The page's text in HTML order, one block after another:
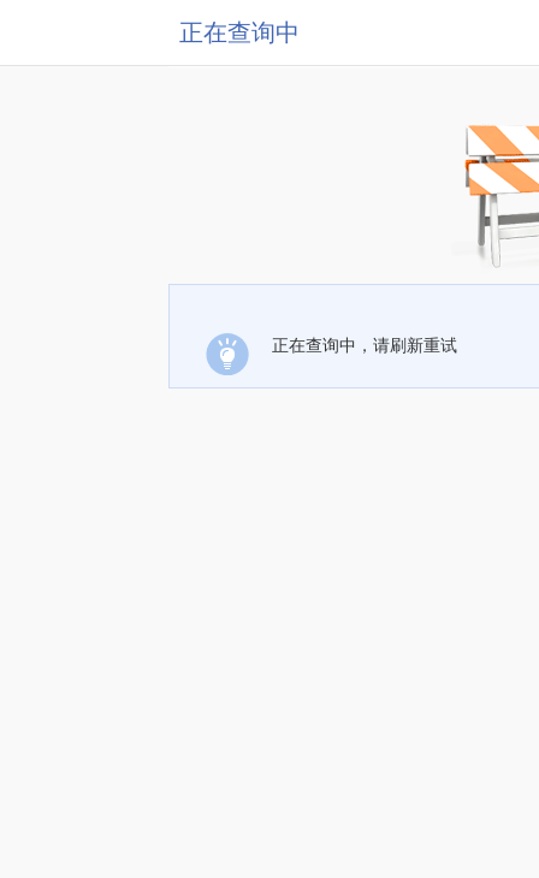
正在查询中
正在查询中，请刷新重试